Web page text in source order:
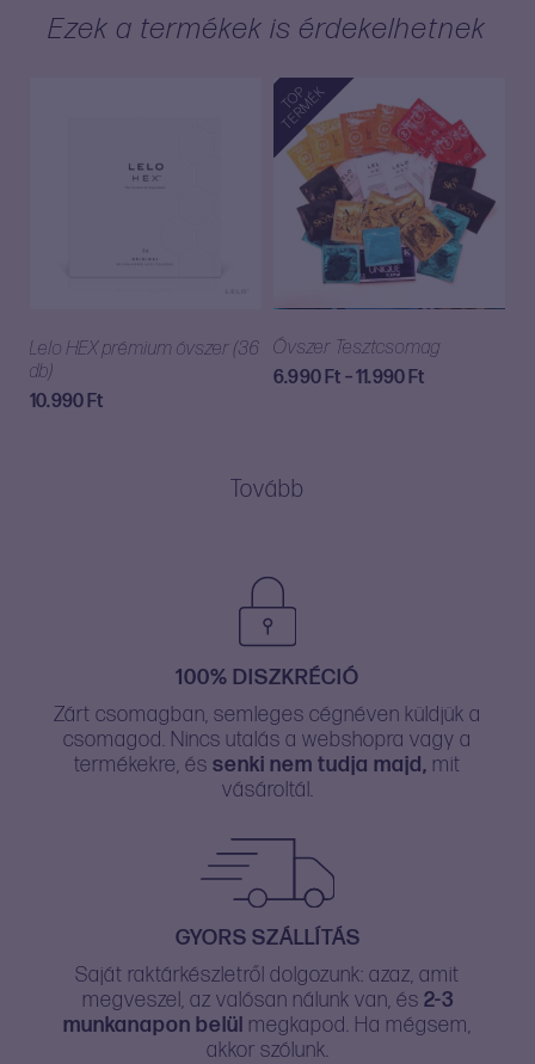
Ezek a termékek is érdekelhetnek
Lelo HEX prémium óvszer (36
db)
10.990Ft
TOP
TERMÉK
Óvszer Tesztcsomag
6.990Ft –11.990FtÁrtartomány:
Tovább
100% DISZKRÉCIÓ
Zárt csomagban, semleges cégnéven küldjük a
csomagod. Nincs utalás a webshopra vagy a
termékekre, és senki nem tudja majd, mit
vásároltál.
GYORS SZÁLLÍTÁS
Saját raktárkészletről dolgozunk: azaz, amit
megveszel, az valósan nálunk van, és 2-3
munkanapon belül megkapod. Ha mégsem,
akkor szólunk.